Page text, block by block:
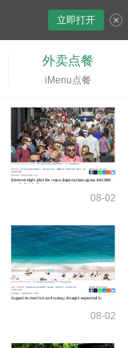
立即打开
外卖点餐
iMenu点餐
08-02
08-02